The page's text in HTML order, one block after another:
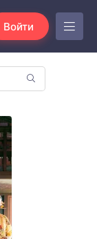
Войти